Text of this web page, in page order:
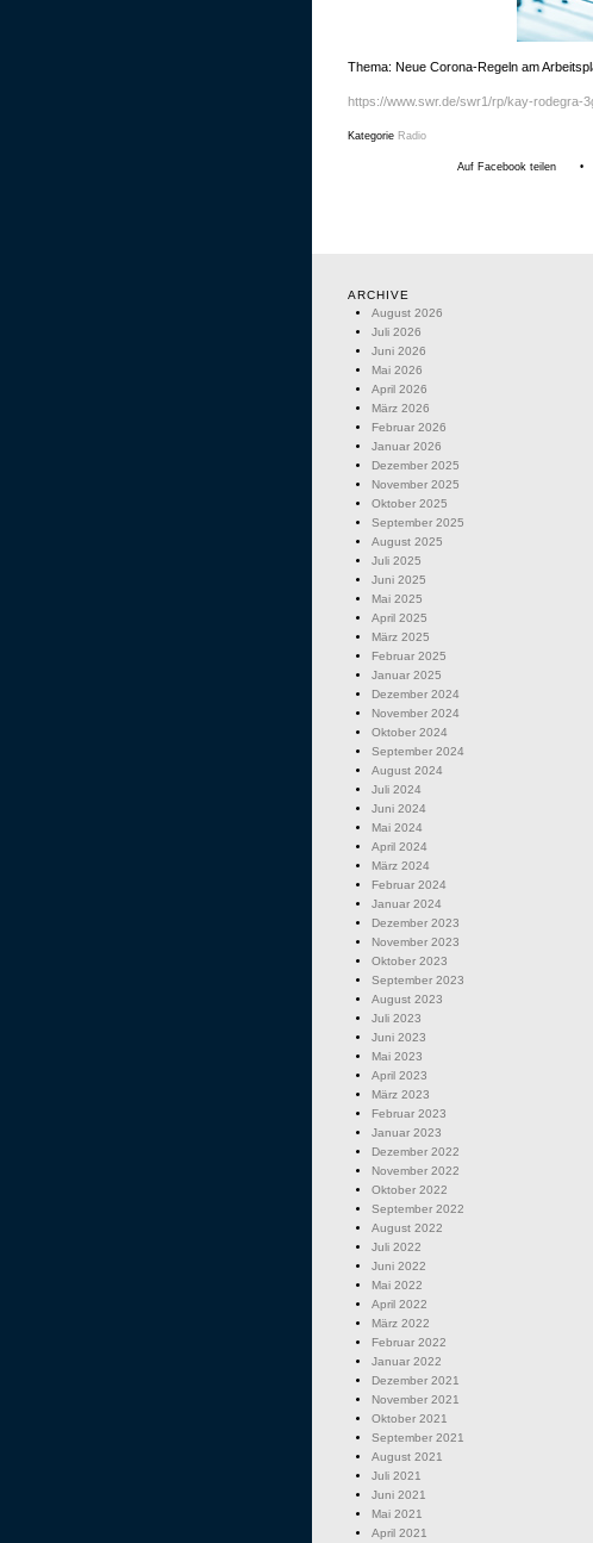
Thema: Neue Corona-Regeln am
https://www.swr.de/swr1/rp/kay-rodegra-
Kategorie Radio
Auf Facebook teilen •
ARCHIVE
August 2026
Juli 2026
Juni 2026
Mai 2026
April 2026
März 2026
Februar 2026
Januar 2026
Dezember 2025
November 2025
Oktober 2025
September 2025
August 2025
Juli 2025
Juni 2025
Mai 2025
April 2025
März 2025
Februar 2025
Januar 2025
Dezember 2024
November 2024
Oktober 2024
September 2024
August 2024
Juli 2024
Juni 2024
Mai 2024
April 2024
März 2024
Februar 2024
Januar 2024
Dezember 2023
November 2023
Oktober 2023
September 2023
August 2023
Juli 2023
Juni 2023
Mai 2023
April 2023
März 2023
Februar 2023
Januar 2023
Dezember 2022
November 2022
Oktober 2022
September 2022
August 2022
Juli 2022
Juni 2022
Mai 2022
April 2022
März 2022
Februar 2022
Januar 2022
Dezember 2021
November 2021
Oktober 2021
September 2021
August 2021
Juli 2021
Juni 2021
Mai 2021
April 2021